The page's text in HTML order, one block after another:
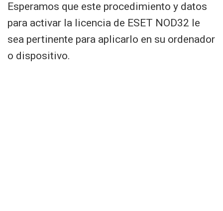
Esperamos que este procedimiento y datos
para activar la licencia de ESET NOD32 le
sea pertinente para aplicarlo en su ordenador
o dispositivo.